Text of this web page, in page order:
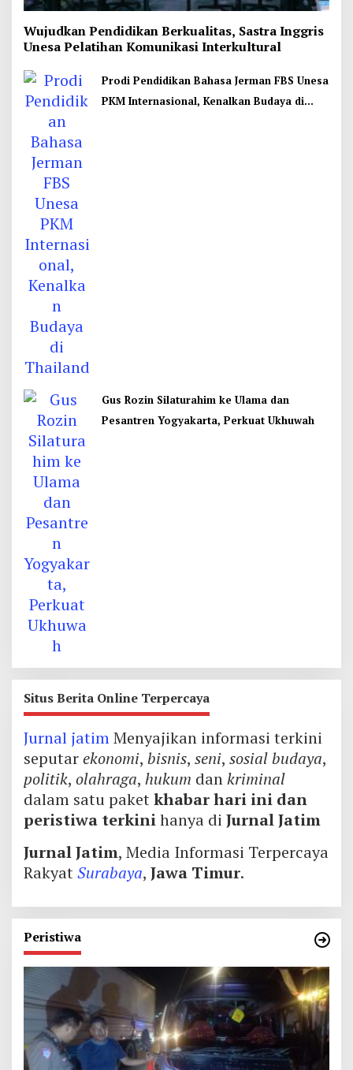
Wujudkan Pendidikan Berkualitas, Sastra Inggris
Unesa Pelatihan Komunikasi Interkultural
Prodi Pendidikan Bahasa Jerman FBS Unesa
PKM Internasional, Kenalkan Budaya di
Gus Rozin Silaturahim ke Ulama dan
Pesantren Yogyakarta, Perkuat Ukhuwah
Situs Berita Online Terpercaya
Jurnal jatimMenyajikan informasi terkini
seputarekonomi, bisnis, seni, sosial budaya,
politik, olahraga, hukum dankriminal
dalam satu paketkhabar hari ini dan
peristiwa terkinihanya di Jurnal Jatim
Jurnal Jatim, Media Informasi Terpercaya
RakyatSurabaya, Jawa Timur.
Peristiwa